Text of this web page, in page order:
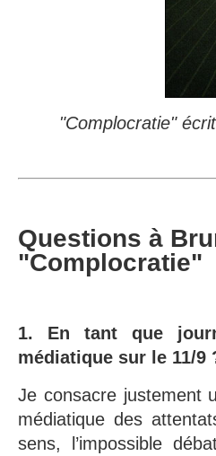
"Complocratie"
Questions à
"Complocratie"
1. En tant que
médiatique sur le 11/9
Je consacre justement
médiatique des
sens, l’impossible